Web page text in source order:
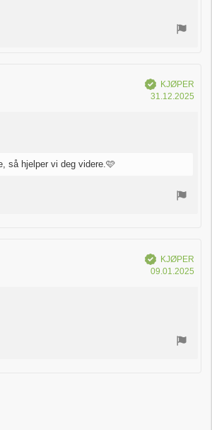
Verifisert
KJØPER
31.12.2025
så hjelper vi deg videre.🩷
Verifisert
KJØPER
09.01.2025